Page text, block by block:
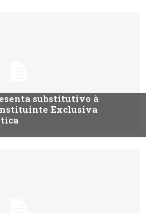
substitutivo à
Exclusiva